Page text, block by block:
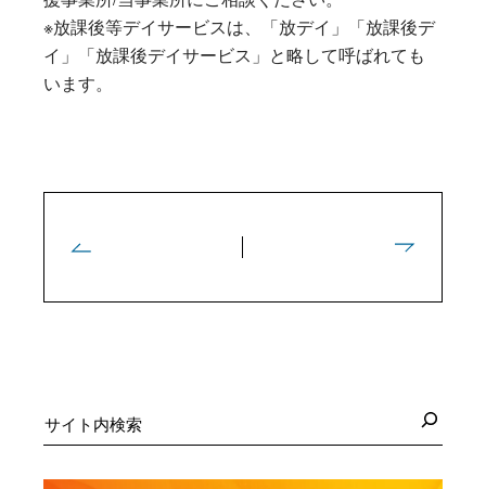
※放課後等デイサービスは、「放デイ」「放課後デ
イ」「放課後デイサービス」と略して呼ばれても
います。
索